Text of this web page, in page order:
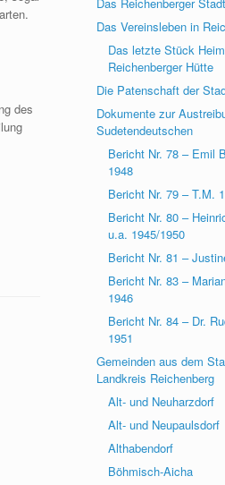
des
Das Vereinsleben in
Das letzte Stück
Reichenberger Hütte
Die Patenschaft der
Dokumente zur
Sudetendeutschen
Bericht Nr. 78 – Emil
1948
Bericht Nr. 79 – T.M.
Bericht Nr. 80 –
u.a. 1945/1950
Bericht Nr. 81 –
Bericht Nr. 83 –
1946
Bericht Nr. 84 – Dr.
1951
Gemeinden aus dem
Landkreis Reichenberg
Alt- und Neuharzdorf
Alt- und Neupaulsdorf
Althabendorf
Böhmisch-Aicha